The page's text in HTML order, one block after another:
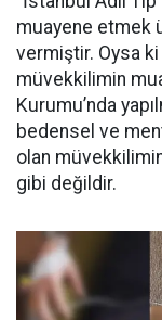
muayene etmek
vermiştir. Oysa
müvekkilimin
Kurumu’nda
bedensel ve
olan
gibi değildir.